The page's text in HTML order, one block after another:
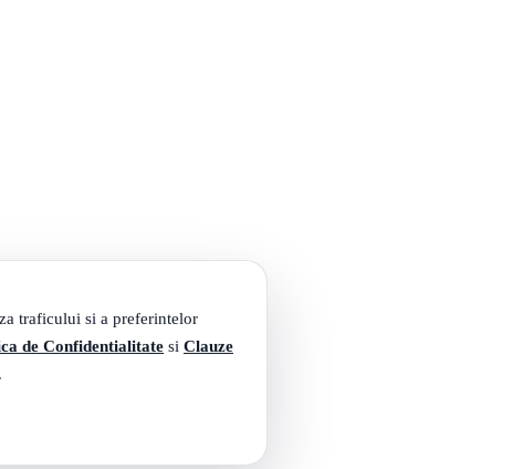
traficului si a preferintelor
de Confidentialitate si Clauze